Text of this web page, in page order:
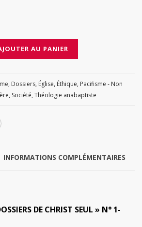
AU PANIER
, Dossiers, Église, Éthique, Pacifisme - Non
, Société,Théologie anabaptiste
INFORMATIONS COMPLÉMENTAIRES
DE CHRIST SEUL » N° 1-